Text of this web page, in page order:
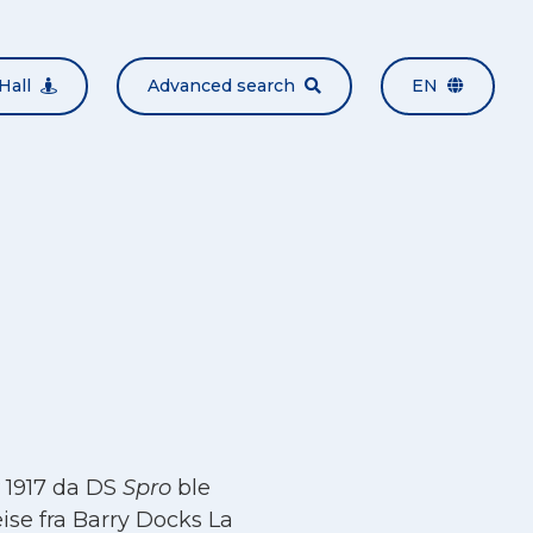
Advanced search EN
da DS Sproble
fra Barry Docks La